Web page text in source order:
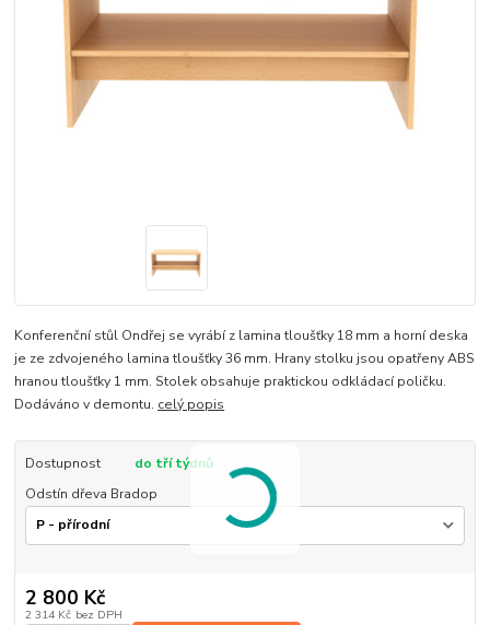
Konferenční stůl Ondřej se vyrábí z lamina tloušťky 18 mm a horní deska
je ze zdvojeného lamina tloušťky 36 mm. Hrany stolku jsou opatřeny ABS
hranou tloušťky 1 mm. Stolek obsahuje praktickou odkládací poličku.
Dodáváno v demontu. celý popis
Dostupnost
do tří týdnů
Odstín dřeva Bradop
2 800 Kč
2 314 Kč bez DPH